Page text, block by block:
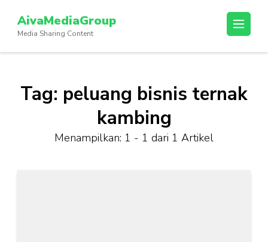
konten
(Tekan
AivaMediaGroup
Media Sharing Content
Tag: peluang bisnis ternak
kambing
Menampilkan: 1 - 1 dari 1 Artikel